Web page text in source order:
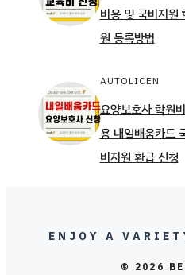
비용 및 국비지원
원 등록방법
AUTOLICEN
요양보호사 학원비
용 내일배움카드
비지원 환급 신청
ENJOY A
© 2026